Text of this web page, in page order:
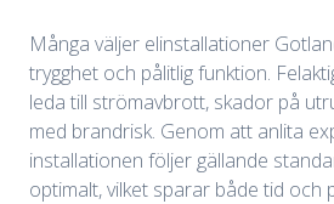
Många väljer elinstallationer
trygghet och pålitlig funktion.
leda till strömavbrott, skador på
med brandrisk. Genom att anlita
installationen följer gällande
optimalt, vilket sparar både tid och